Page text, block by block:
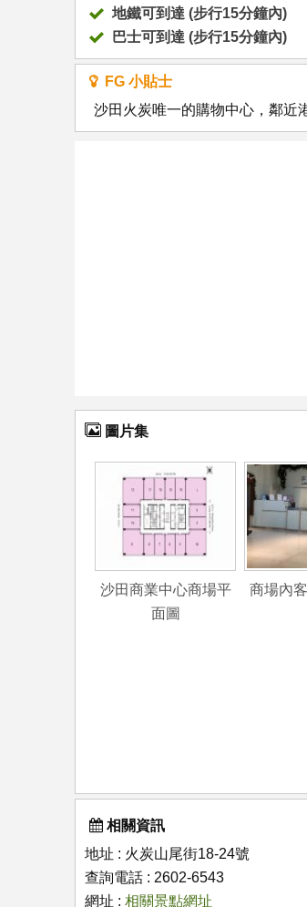
地鐵可到達 (步行15分鐘內)
巴士可到達 (步行15分鐘內)
FG 小貼士
沙田火炭唯一的購物中心，鄰近
圖片集
沙田商業中心商場平
面圖
商場內
相關資訊
地址 : 火炭山尾街18-24號
查詢電話 : 2602-6543
網址 : 相關景點網址